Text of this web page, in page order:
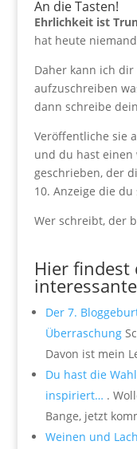
An die Tasten!
Ehrlichkeit ist
hat heute
Daher kann ich
aufzuschreiben
dann schreibe
Veröffentliche sie
und du hast
geschrieben, der
10. Anzeige die du
Wer schreibt, der
Hier findest
Der 7.
Überraschung
Davon ist mein
Du hast die
inspiriert… .
Bange, jetzt
Weinen und